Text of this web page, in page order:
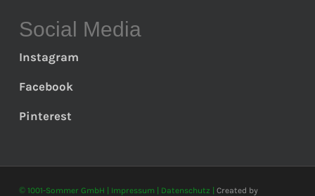
Social Media
Instagram
Facebook
Pinterest
© 1001-Sommer GmbH | Impressum Datenschutz Created by